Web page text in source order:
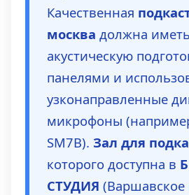
Качественная
москва должна иметь
акустическую
панелями и
узконаправленные
микрофоны
SM7B). Зал для
которого доступна в
СТУДИЯ (Варшавское